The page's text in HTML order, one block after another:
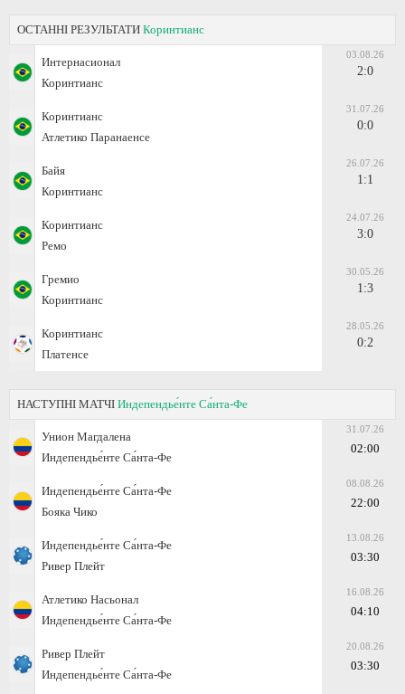
ОСТАННІ РЕЗУЛЬТАТИ Коринтианс
Интернасионал
Коринтианс
03.08.26
2:0
Коринтианс
Атлетико Паранаенсе
31.07.26
0:0
Байя
Коринтианс
26.07.26
1:1
Коринтианс
Ремо
24.07.26
3:0
Гремио
Коринтианс
30.05.26
1:3
Коринтианс
Платенсе
28.05.26
0:2
НАСТУПНІ МАТЧІ Индепендье́нте Са́нта-Фе
Унион Магдалена
Индепендье́нте Са́нта-Фе
31.07.26
02:00
Индепендье́нте Са́нта-Фе
Бояка Чико
08.08.26
22:00
Индепендье́нте Са́нта-Фе
Ривер Плейт
13.08.26
03:30
Атлетико Насьонал
Индепендье́нте Са́нта-Фе
16.08.26
04:10
Ривер Плейт
Индепендье́нте Са́нта-Фе
20.08.26
03:30